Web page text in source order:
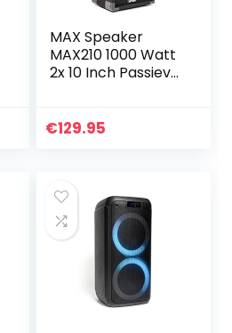
MAX Speaker
MAX210 1000 Watt
2x 10 Inch Passieve
€129.95